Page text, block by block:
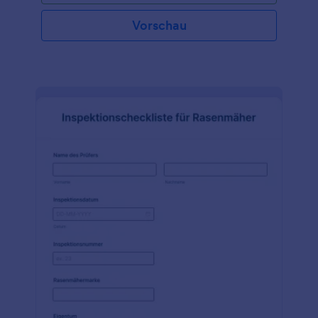
Lebensmittelabfallprotokoll von Jotform können Sie
Ihren Abfallmanagementprozess optimieren, die
Umweltbelastung reduzieren und auf eine
Vorschau